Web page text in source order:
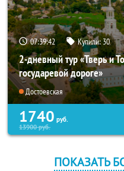
07:39:42 Купили:30
2-дневный тур «Тверь и
государевой дороге»
Достоевская
1740 руб.
13900руб.
ПОКАЗАТЬ